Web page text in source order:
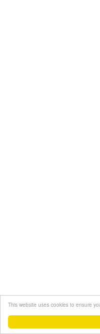
This website uses cookies to ensure